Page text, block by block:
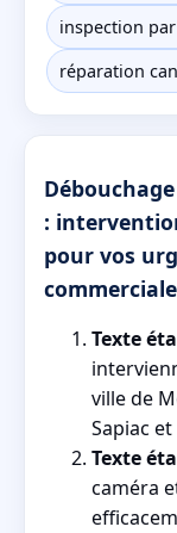
inspection
réparation
:
pour vos
Texte
ville de
Sapiac
Texte
caméra